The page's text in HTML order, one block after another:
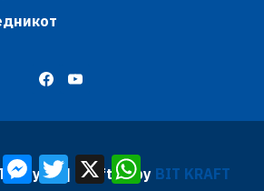
| Krafted by BIT KRAFT
FacebookMessenger
TwitterX